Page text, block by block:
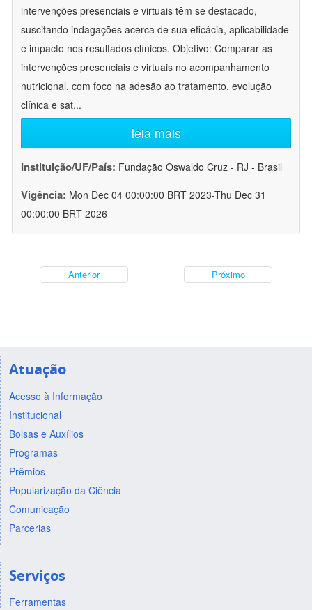
intervenções presenciais e virtuais têm se destacado,
suscitando indagações acerca de sua eficácia, aplicabilidade
e impacto nos resultados clínicos. Objetivo: Comparar as
intervenções presenciais e virtuais no acompanhamento
nutricional, com foco na adesão ao tratamento, evolução
clínica e sat...
leia mais
Instituição/UF/País: Fundação Oswaldo Cruz - RJ - Brasil
Vigência: Mon Dec 04 00:00:00 BRT 2023-Thu Dec 31
00:00:00 BRT 2026
Anterior Próximo
Atuação
Acesso à Informação
Institucional
Bolsas e Auxílios
Programas
Prêmios
Popularização da Ciência
Comunicação
Parcerias
Serviços
Ferramentas